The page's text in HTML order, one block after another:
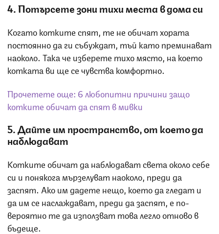
4. Потърсете зони тихи места в дома си
Когато котките спят, те не обичат хората
постоянно да ги събуждат, тъй като преминават
наоколо. Така че изберете тихо място, на което
котката ви ще се чувства комфортно.
Прочетете още: 6 любопитни причини защо
котките обичат да спят в мивки
5. Дайте им пространство, от което да
наблюдават
Котките обичат да наблюдават света около себе
си и понякога мързелуват наоколо, преди да
заспят. Ако им дадете нещо, което да гледат и
да им се наслаждават, преди да заспят, е по-
вероятно те да използват това легло отново в
бъдеще.